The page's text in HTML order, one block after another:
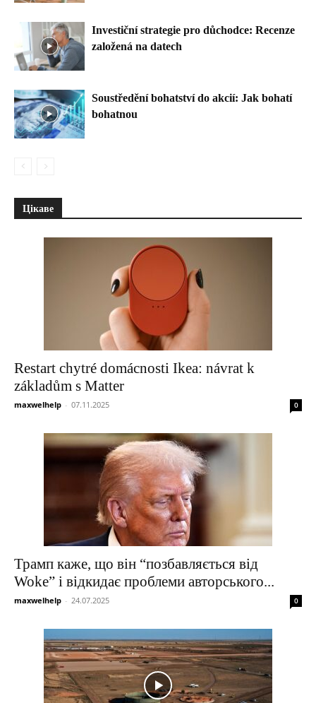
Investiční strategie pro důchodce: Recenze
založená na datech
Soustředění bohatství do akcií: Jak bohatí
bohatnou
Цікаве
Restart chytré domácnosti Ikea: návrat k
základům s Matter
maxwelhelp - 07.11.2025 0
Трамп каже, що він “позбавляється від
Woke” і відкидає проблеми авторського...
maxwelhelp - 24.07.2025 0